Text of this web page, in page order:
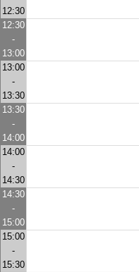
12:30
12:30
-
13:00
13:00
-
13:30
13:30
-
14:00
14:00
-
14:30
14:30
-
15:00
15:00
-
15:30